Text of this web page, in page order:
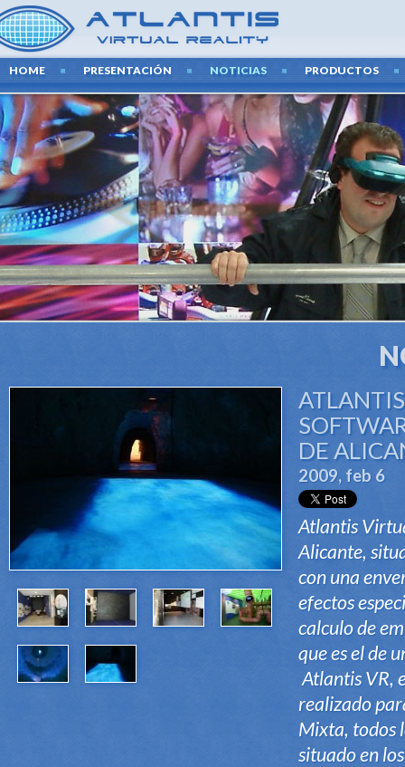
HOME PRESENTACIÓN NOTICIAS PRODUCTOS
DE
2009, feb 6
Atlantis
Alicante,
con una
efectos
calculo de
que es el de
Atlantis VR,
realizado
Mixta, todos
situado en